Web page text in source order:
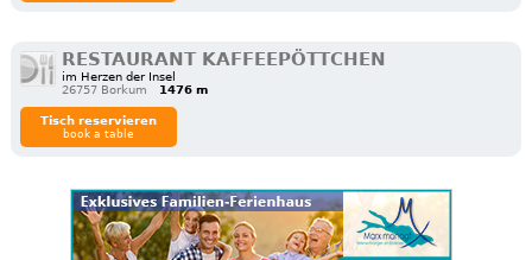
RESTAURANT KAFFEEPÖTTCHEN
im Herzen der Insel
26757 Borkum
1476 m
Tisch reservieren
book a table